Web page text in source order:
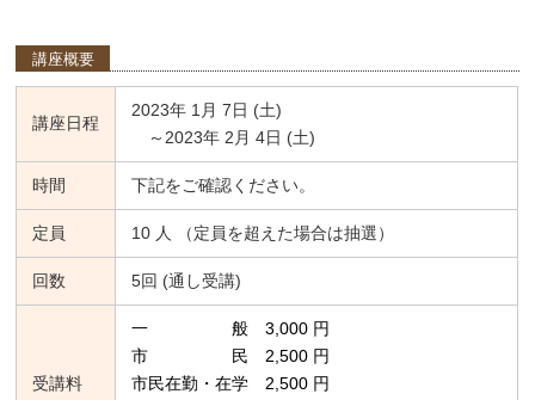
講座概要
講座日程
2023年 1月 7日 (土)
～2023年 2月 4日 (土)
時間 下記をご確認ください。
定員 10 人 （定員を超えた場合は抽選）
回数 5回 (通し受講)
受講料
一 般 3,000 円
市 民 2,500 円
市民在勤・在学 2,500 円